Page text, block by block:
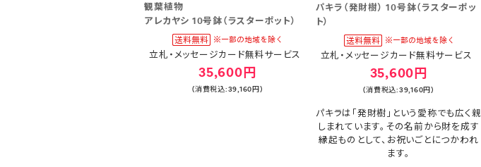
観葉植物
アレカヤシ 10号鉢（ラスターポット）
立札・メッセージカード無料サービス
35,600円
(消費税込:39,160円)
パキラ（発財樹） 10号鉢（ラスターポッ
ト）
立札・メッセージカード無料サービス
35,600円
(消費税込:39,160円)
パキラは「発財樹」という愛称でも広く親
しまれています。その名前から財を成す
縁起ものとして、お祝いごとにつかわれ
ます。